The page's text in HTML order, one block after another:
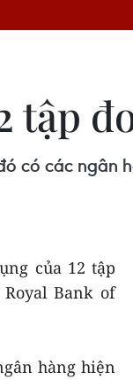
tập
có các ngân
của 12 tập
Bank of
hàng hiện